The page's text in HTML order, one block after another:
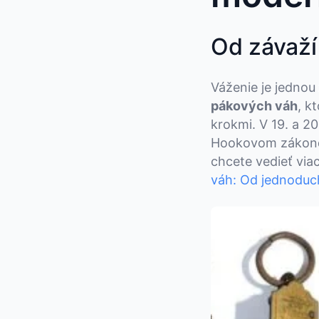
Od
Váženie je
pákových váh,
krokmi. V 19. a
Hookovom
chcete vedieť
váh: Od